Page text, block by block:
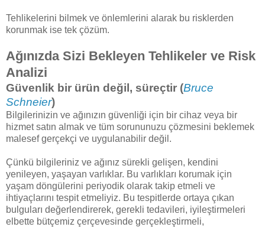
Tehlikelerini bilmek ve önlemlerini alarak bu risklerden
korunmak ise tek çözüm.
Ağınızda Sizi Bekleyen Tehlikeler ve Risk
Analizi
Güvenlik bir ürün değil, süreçtir (Bruce
Schneier)
Bilgilerinizin ve ağınızın güvenliği için bir cihaz veya bir
hizmet satın almak ve tüm sorununuzu çözmesini beklemek
malesef gerçekçi ve uygulanabilir değil.
Çünkü bilgileriniz ve ağınız sürekli gelişen, kendini
yenileyen, yaşayan varlıklar. Bu varlıkları korumak için
yaşam döngülerini periyodik olarak takip etmeli ve
ihtiyaçlarını tespit etmeliyiz. Bu tespitlerde ortaya çıkan
bulguları değerlendirerek, gerekli tedavileri, iyileştirmeleri
elbette bütçemiz çerçevesinde gerçekleştirmeli,